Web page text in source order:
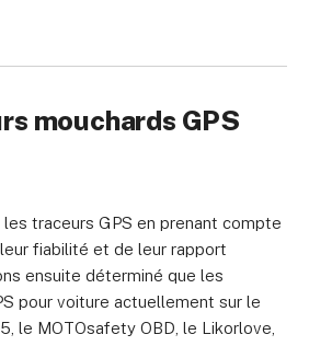
mouchards GPS
traceurs GPS en prenant compte
fiabilité et de leur rapport
ensuite déterminé que les
pour voiture actuellement sur le
le MOTOsafety OBD, le Likorlove,